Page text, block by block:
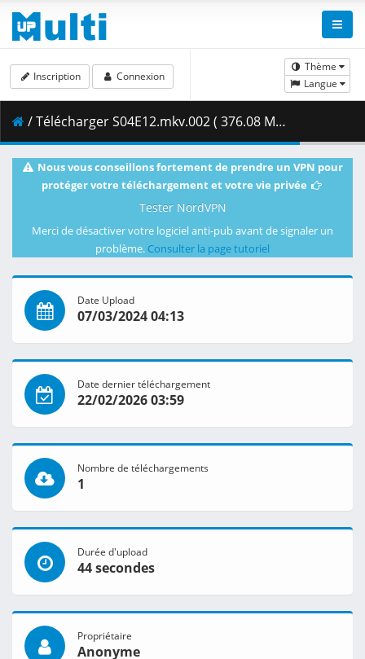
Thème
Langue
Inscription Connexion
/ Télécharger S04E12.mkv.002 ( 376.08 MB )
Nous vous conseillons fortement de prendre un VPN pour
protéger votre téléchargement et votre vie privée
Tester NordVPN
Merci de désactiver votre logiciel anti-pub avant de signaler un
problème. Consulter la page tutoriel
Date Upload
07/03/2024 04:13
Date dernier téléchargement
22/02/2026 03:59
Nombre de téléchargements
1
Durée d'upload
44 secondes
Propriétaire
Anonyme